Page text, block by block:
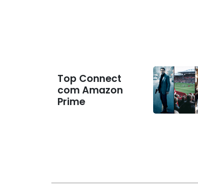
Top Connect
com Amazon
Prime